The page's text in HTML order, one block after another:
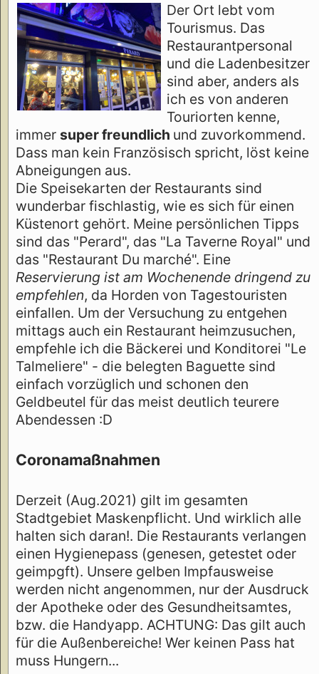
Der Ort lebt vom
Tourismus. Das
Restaurantpersonal
und die Ladenbesitzer
sind aber, anders als
ich es von anderen
Touriorten kenne,
immer super freundlich und zuvorkommend.
Dass man kein Französisch spricht, löst keine
Abneigungen aus.
Die Speisekarten der Restaurants sind
wunderbar fischlastig, wie es sich für einen
Küstenort gehört. Meine persönlichen Tipps
sind das "Perard", das "La Taverne Royal" und
das "Restaurant Du marché". Eine
Reservierung ist am Wochenende dringend zu
empfehlen, da Horden von Tagestouristen
einfallen. Um der Versuchung zu entgehen
mittags auch ein Restaurant heimzusuchen,
empfehle ich die Bäckerei und Konditorei "Le
Talmeliere" - die belegten Baguette sind
einfach vorzüglich und schonen den
Geldbeutel für das meist deutlich teurere
Abendessen :D
Coronamaßnahmen
Derzeit (Aug.2021) gilt im gesamten
Stadtgebiet Maskenpflicht. Und wirklich alle
halten sich daran!. Die Restaurants verlangen
einen Hygienepass (genesen, getestet oder
geimpgft). Unsere gelben Impfausweise
werden nicht angenommen, nur der Ausdruck
der Apotheke oder des Gesundheitsamtes,
bzw. die Handyapp. ACHTUNG: Das gilt auch
für die Außenbereiche! Wer keinen Pass hat
muss Hungern...